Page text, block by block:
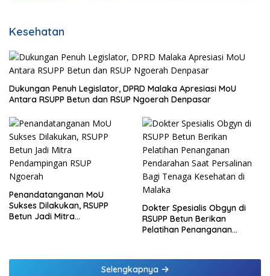
Kesehatan
Dukungan Penuh Legislator, DPRD Malaka Apresiasi MoU
Antara RSUPP Betun dan RSUP Ngoerah Denpasar
Penandatanganan MoU
Sukses Dilakukan, RSUPP
Betun Jadi Mitra
Dokter Spesialis Obgyn di
RSUPP Betun Berikan
Pelatihan Penanganan
Malaka
Selengkapnya